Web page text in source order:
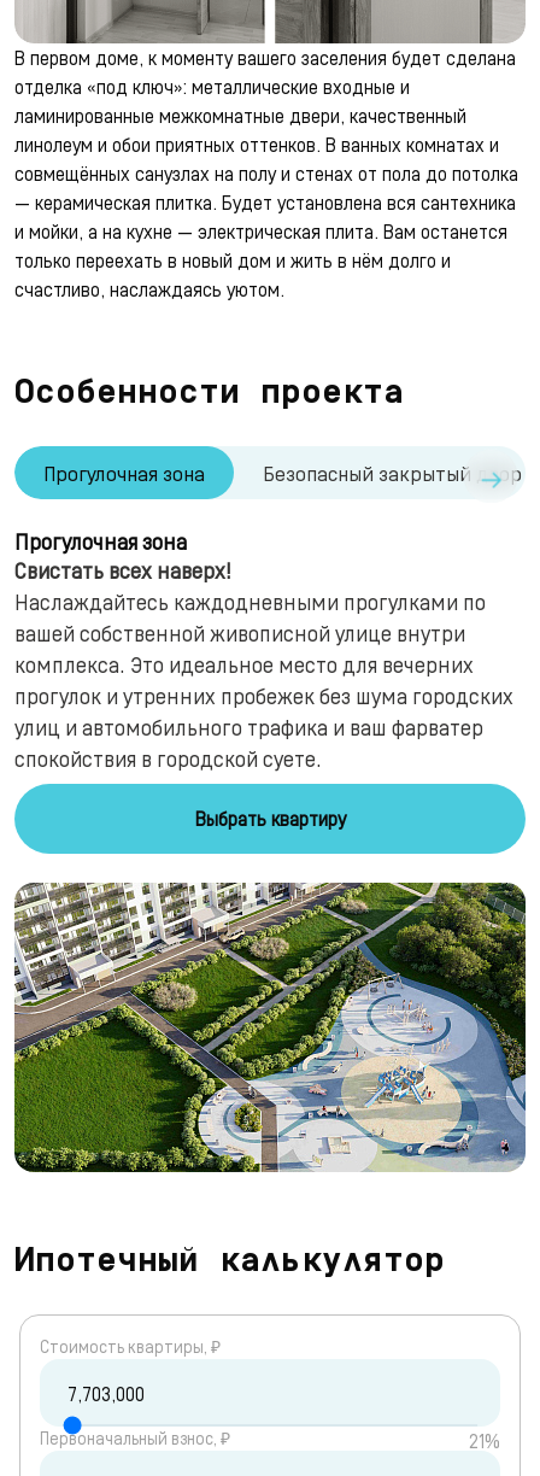
В первом доме, к моменту вашего заселения будет сделана
отделка «под ключ»: металлические входные и
ламинированные межкомнатные двери, качественный
линолеум и обои приятных оттенков. В ванных комнатах и
совмещённых санузлах на полу и стенах от пола до потолка
— керамическая плитка. Будет установлена вся сантехника
и мойки, а на кухне — электрическая плита. Вам останется
только переехать в новый дом и жить в нём долго и
счастливо, наслаждаясь уютом.
Особенности проекта
Прогулочная зона Безопасный закрытый двор
→
Прогулочная зона
Свистать всех наверх!
Наслаждайтесь каждодневными прогулками по
вашей собственной живописной улице внутри
комплекса. Это идеальное место для вечерних
прогулок и утренних пробежек без шума городских
улиц и автомобильного трафика и ваш фарватер
спокойствия в городской суете.
Выбрать квартиру
Ипотечный калькулятор
Cтоимость квартиры, ₽
Первоначальный взнос, ₽ 21%